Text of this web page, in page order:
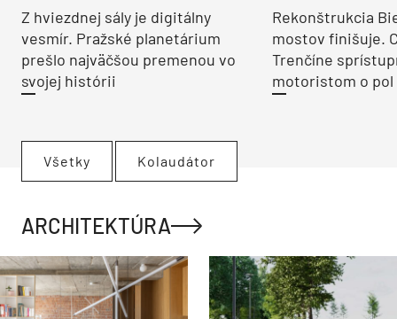
Z hviezdnej sály je digitálny
vesmír. Pražské planetárium
prešlo najväčšou premenou vo
svojej histórii
Rekonštrukcia
mostov finišuje.
Trenčíne
motoristom o pol
Všetky Kolaudátor
ARCHITEKTÚRA